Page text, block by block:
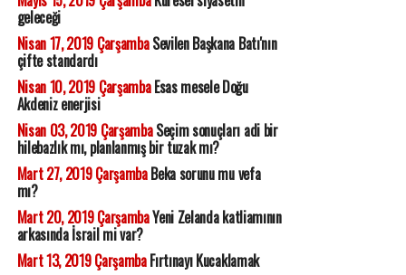
geleceği
Nisan 17, 2019 ÇarşambaSevilen Başkana Batı'nın
çifte standardı
Nisan 10, 2019 ÇarşambaEsas mesele Doğu
Akdeniz enerjisi
Nisan 03, 2019 ÇarşambaSeçim sonuçları adi bir
hilebazlık mı, planlanmış bir tuzak mı?
Mart 27, 2019 ÇarşambaBeka sorunu mu vefa
mı?
Mart 20, 2019 ÇarşambaYeni Zelanda katliamının
arkasında İsrail mi var?
Mart 13, 2019 ÇarşambaFırtınayı Kucaklamak